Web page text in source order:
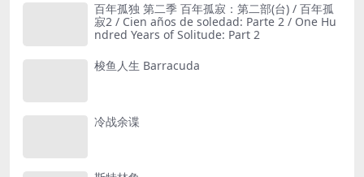
百年孤独 第二季 百年孤寂：第二部(台) / 百年孤
寂2 / Cien años de soledad: Parte 2 / One Hu
ndred Years of Solitude: Part 2
梭鱼人生 Barracuda
冷战余谍